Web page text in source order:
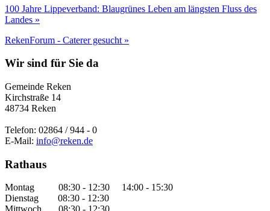
100 Jahre Lippeverband: Blaugrünes Leben am längsten Fluss des
Landes »
RekenForum - Caterer gesucht »
Wir sind für Sie da
Gemeinde Reken
Kirchstraße 14
48734 Reken
Telefon: 02864 / 944 - 0
E-Mail: info@reken.de
Rathaus
Montag 08:30 - 12:30 14:00 - 15:30
Dienstag 08:30 - 12:30